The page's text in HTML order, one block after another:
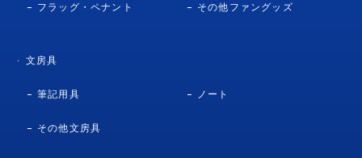
フラッグ・ペナント その他ファングッズ
文房具
筆記用具 ノート
その他文房具